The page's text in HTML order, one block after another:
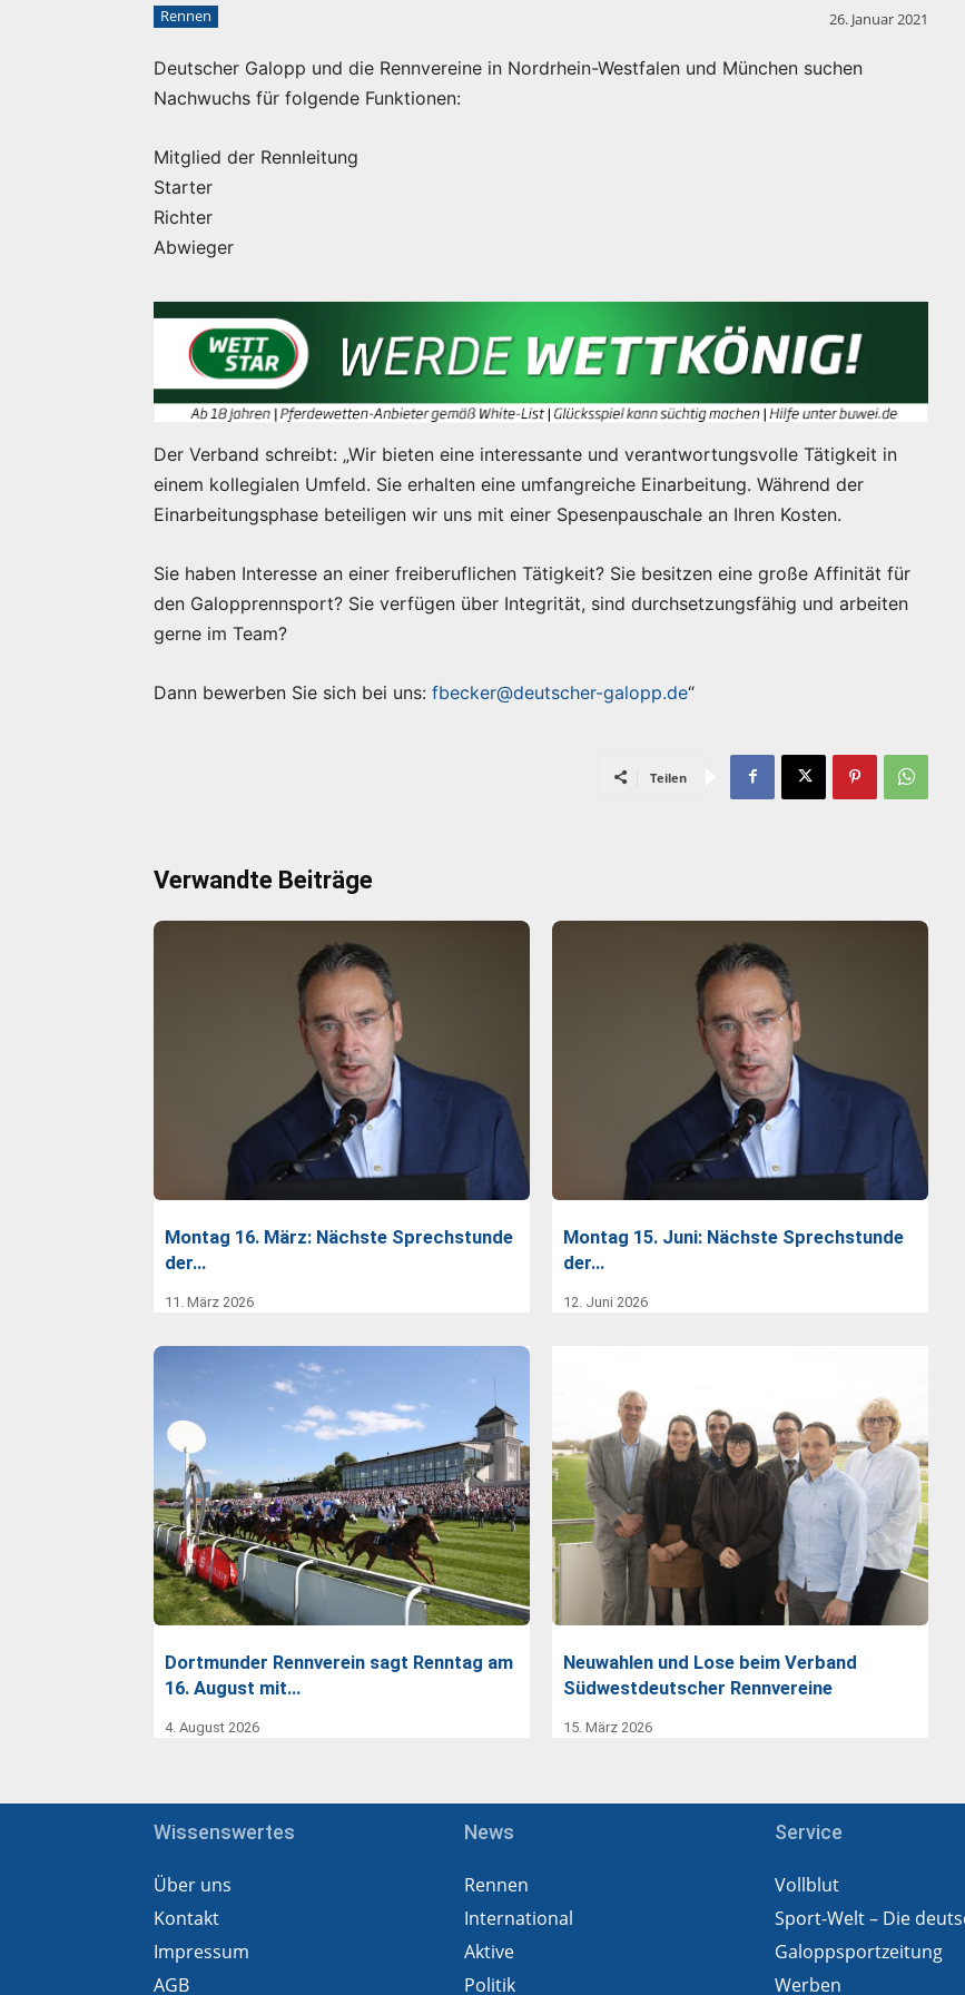
Rennen 26. Januar 2021
Deutscher Galopp und die Rennvereine in Nordrhein-Westfalen und München suchen
Nachwuchs für folgende Funktionen:
Mitglied der Rennleitung
Starter
Richter
Abwieger
Der Verband schreibt: „Wir bieten eine interessante und verantwortungsvolle Tätigkeit in
einem kollegialen Umfeld. Sie erhalten eine umfangreiche Einarbeitung. Während der
Einarbeitungsphase beteiligen wir uns mit einer Spesenpauschale an Ihren Kosten.
Sie haben Interesse an einer freiberuflichen Tätigkeit? Sie besitzen eine große Affinität für
den Galopprennsport? Sie verfügen über Integrität, sind durchsetzungsfähig und arbeiten
gerne im Team?
Dann bewerben Sie sich bei uns: fbecker@deutscher-galopp.de“
Teilen
Verwandte Beiträge
Montag 16. März: Nächste Sprechstunde
der…
11. März 2026
Montag 15. Juni: Nächste Sprechstunde
der…
12. Juni 2026
Dortmunder Rennverein sagt Renntag am
16. August mit…
4. August 2026
Neuwahlen und Lose beim Verband
Südwestdeutscher Rennvereine
15. März 2026
Wissenswertes
Über uns
Kontakt
Impressum
AGB
News
Rennen
International
Aktive
Politik
Service
Vollblut
Sport-Welt – Die
Galoppsportzeitung
Werben